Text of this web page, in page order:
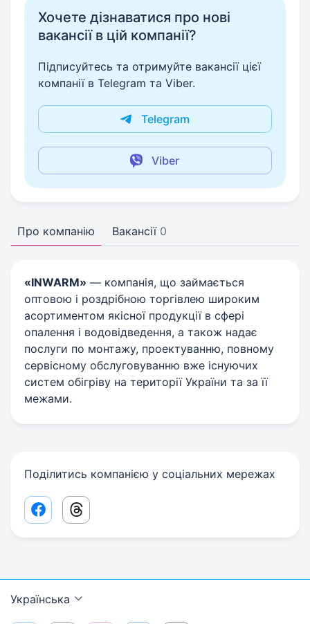
Хочете дізнаватися про нові
вакансії в цій компанії?
Підписуйтесь та отримуйте вакансії цієї
компанії в Telegram та Viber.
Telegram
Viber
Про компанію Вакансії 0
«INWARM» — компанія, що займається
оптовою і роздрібною торгівлею широким
асортиментом якісної продукції в сфері
опалення і водовідведення, а також надає
послуги по монтажу, проектуванню, повному
сервісному обслуговуванню вже існуючих
систем обігріву на території України та за її
межами.
Поділитись компанією у соціальних мережах
Facebook share link
Threads share link
Українська